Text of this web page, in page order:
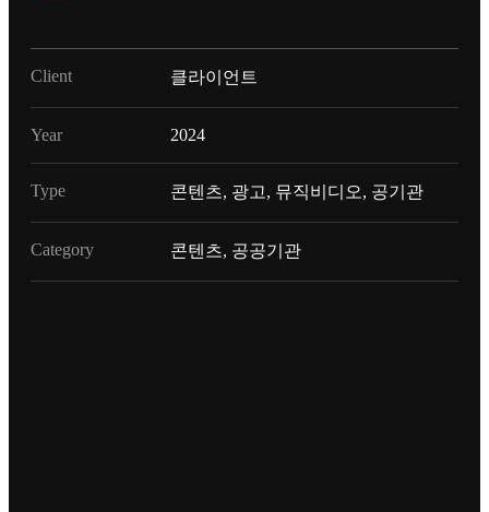
Client 클라이언트
Year 2024
Type 콘텐츠, 광고, 뮤직비디오, 공기관
Category 콘텐츠, 공공기관